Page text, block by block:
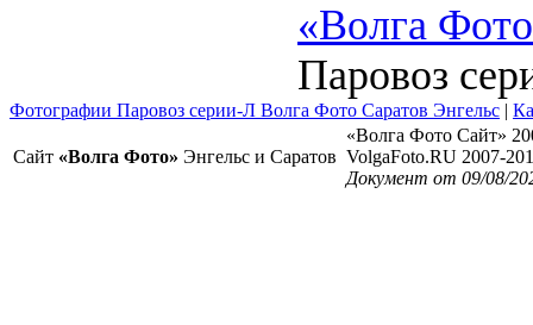
«Волга
Паровоз
Фотографии Паровоз серии-Л Волга Фото Саратов Энгельс |
Сайт «Волга Фото» Энгельс и Саратов
«Волга Фото Сайт»
VolgaFoto.RU 2007-
Документ от 09/08/